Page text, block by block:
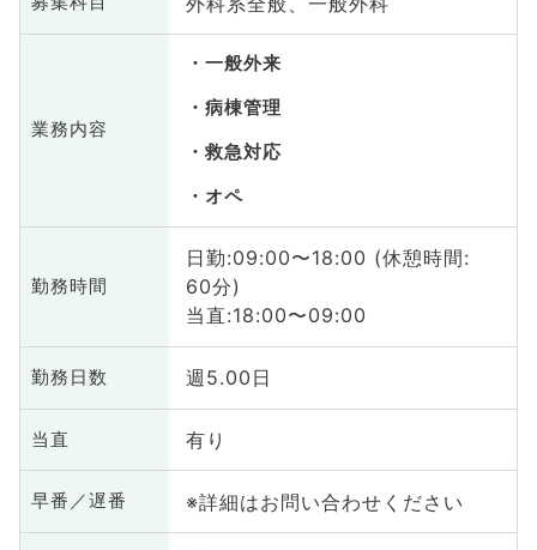
業務内容
一般外来
病棟管理
救急対応
オペ
勤務時間
日勤:09:00〜18:00 (休憩時間:
60分)
当直:18:00〜09:00
勤務日数 週5.00日
当直 有り
早番／遅番 ※詳細はお問い合わせください